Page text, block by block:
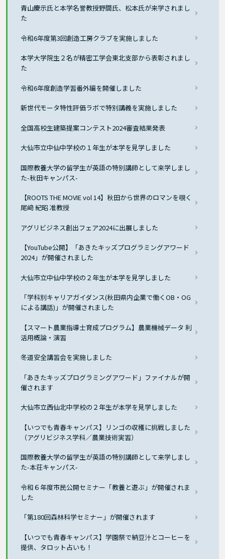
青山慶示氏と本学名誉教授野間氏、松本氏が来学されまし
た
令和6年度第3回創造工房クラブを実施しました
本学大学院生２名が精密工学会東北支部から表彰されまし
た
令和6年度創造学習番外編を開催しました
新世代モータ特性評価ラボで特別講義を実施しました
全国高校生建築提案コンテスト2024審査結果発表
大仙市立中仙中学校の１年生が本学を見学しました
国際教養大学の留学生が英語の特別講師として来学しまし
た-秋田キャンパス-
【ROOTS THE MOVIE vol 14】秋田から世界のロマンを覗く
尾﨑 紀昭 准教授
アグリビジネス創出フェア2024に出展しました
【YouTube公開】「あきたキッズプログラミングアワード
2024」が開催されました
大仙市立中仙中学校の２年生が本学を見学しました
「学科別キャリアガイダンス(秋田県内企業で働くOB・OG
による講話)」が開催されました
【スマート農業指導士育成プログラム】農業機械データ 利
活用概論・演習
冬道安全講習会を実施しました
「あきたキッズプログラミングアワード」ファイナルが開
催されます
大仙市立西仙北中学校の２年生が本学を見学しました
【いつでも青春キャンパス】リンゴの収穫に挑戦しました
（アグリビジネス学科／農業技術実習）
国際教養大学の留学生が英語の特別講師として来学しまし
た-本荘キャンパス-
令和６年度市民公開セミナー「教養と遊ぶ」が開催されま
した
「第180回森林科学セミナー」が開催されます
【いつでも青春キャンパス】学園祭で納豆汁とコーヒーを
提供、タロット占いも！